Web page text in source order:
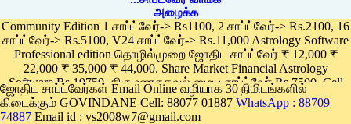
Community Edition 1 சாப்ட்வேர்-> Rs1100, 2 சாப்ட்வேர்-> Rs.2100, 16
சாப்ட்வேர்-> Rs.5100, V24 சாப்ட்வேர்-> Rs.11,000 Astrology Software
Professional edition தொழில்முறை ஜோதிட சாப்ட்வேர் ₹ 12,000 ₹
22,000 ₹ 35,000 ₹ 44,000. Share Market Financial Astrology
Software Rs.19750, திருமணதகவல் மைய சாப்ட்வேர் Rs.7500, Cell
Phone App Rs. 1100
Pay online
ஜோதிட சாப்ட்வேர்கள் Email Online வழியாக 30 நிமிடங்களில்
கிடைக்கும் GOVINDANE Cell: 88077 01887 WhatsApp : 88709
74887 Email id : vs2008w7@gmail.com